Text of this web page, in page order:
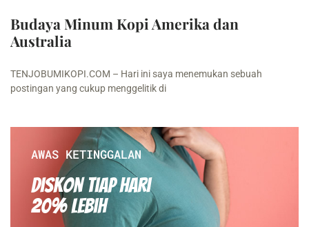
Budaya Minum Kopi Amerika dan
Australia
TENJOBUMIKOPI.COM – Hari ini saya menemukan sebuah
postingan yang cukup menggelitik di
AWAS KETINGGALAN
Diskon Tiap hari
20% Lebih